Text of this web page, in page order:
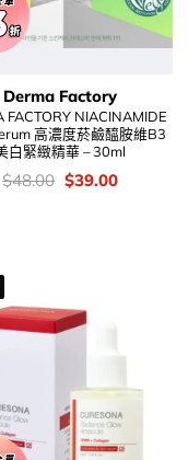
Derma Factory
FACTORY NIACINAMIDE
高濃度菸鹼醯胺維B3
白緊緻精華 – 30ml
價
錢：
$48.00 Original
price
$39.00Current